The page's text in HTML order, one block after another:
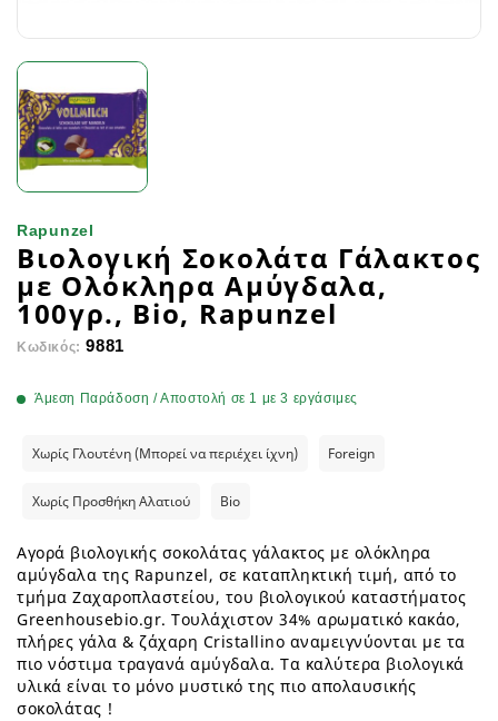
Rapunzel
Βιολογική Σοκολάτα Γάλακτος
με Ολόκληρα Αμύγδαλα,
100γρ., Bio, Rapunzel
Κωδικός: 9881
Άμεση Παράδοση / Αποστολή σε 1 με 3 εργάσιμες
Χωρίς Γλουτένη (Μπορεί να περιέχει ίχνη) Foreign
Χωρίς Προσθήκη Αλατιού Bio
Αγορά βιολογικής σοκολάτας γάλακτος με ολόκληρα
αμύγδαλα της Rapunzel, σε καταπληκτική τιμή, από το
τμήμα Ζαχαροπλαστείου, του βιολογικού καταστήματος
Greenhousebio.gr. Τουλάχιστον 34% αρωματικό κακάο,
πλήρες γάλα & ζάχαρη Cristallino αναμειγνύονται με τα
πιο νόστιμα τραγανά αμύγδαλα. Τα καλύτερα βιολογικά
υλικά είναι το μόνο μυστικό της πιο απολαυσικής
σοκολάτας !